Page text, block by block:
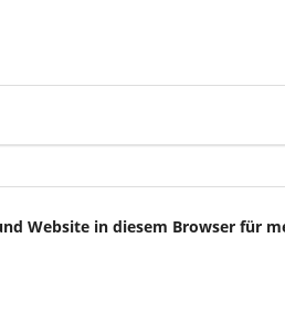
Website in diesem Browser für